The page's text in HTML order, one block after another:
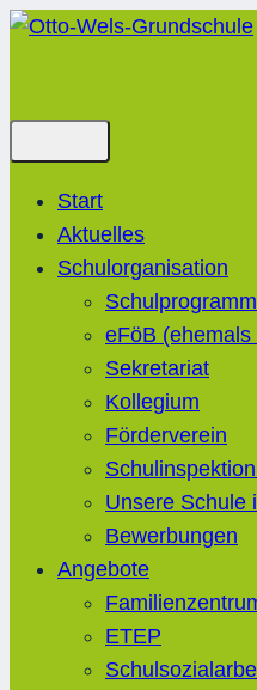
Zum
Start
Aktuelles
Schulorganisation
Schulprogramm
eFöB (ehemals
Sekretariat
Kollegium
Förderverein
Unsere Schule
Bewerbungen
Angebote
ETEP